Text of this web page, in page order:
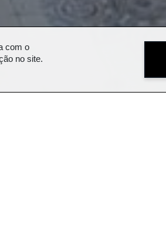
com o
no site.